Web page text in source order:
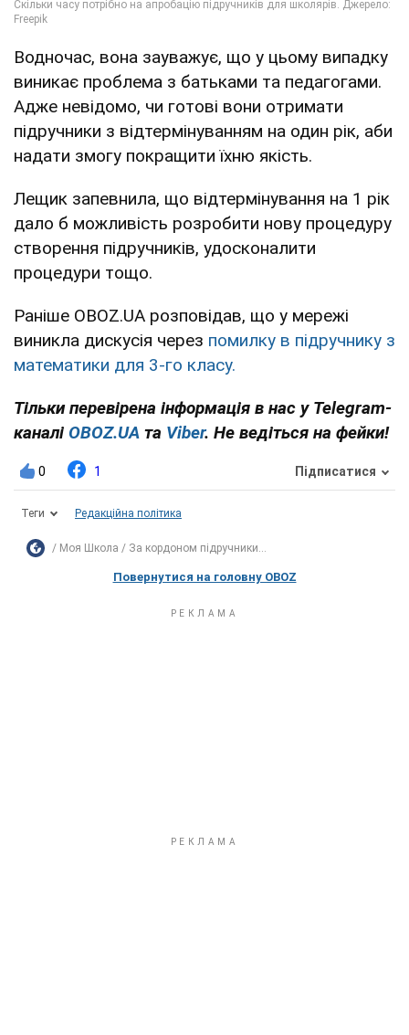
Водночас, вона зауважує, що у цьому випадку
виникає проблема з батьками та педагогами.
Адже невідомо, чи готові вони отримати
підручники з відтермінуванням на один рік, аби
надати змогу покращити їхню якість.
Лещик запевнила, що відтермінування на 1 рік
дало б можливість розробити нову процедуру
створення підручників, удосконалити
процедури тощо.
Раніше OBOZ.UA розповідав, що у мережі
виникла дискусія через помилку в підручнику з
математики для 3-го класу.
Тільки перевірена інформація в нас у Telegram-
каналі OBOZ.UA та Viber. Не ведіться на фейки!
0 1 Підписатися
Теги Редакційна політика
Моя Школа За кордоном підручники...
Повернутися на головну OBOZ